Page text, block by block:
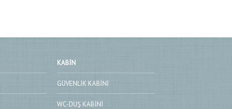
KABIN
GÜVENLIK KABINI
WC-DUŞ KABINI